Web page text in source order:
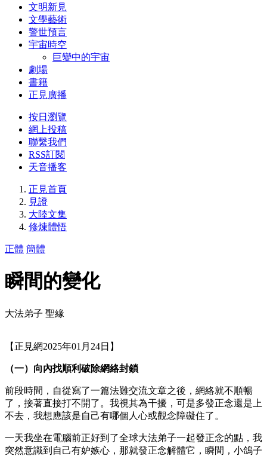
文明新見
文學藝術
警世預言
宇宙時空
巨變中的宇宙
劇場
書籍
正見廣播
按日瀏覽
網上投稿
聯繫我們
RSS訂閱
天音播客
正見首頁
見證
大陸文集
修煉體悟
正體 簡體
瞬間的變化
大法弟子 聖緣
【正見網2025年01月24日】
（一）向內找順利破除網絡封鎖
前段時間，自從寫了一篇法難交流文章之後，網絡就不順暢
了，接著直接打不開了。我視其為干擾，可是多發正念還是上
不去，我想應該是自己有哪個人心或觀念障礙住了。
一天我坐在電腦前正好到了全球大法弟子一起發正念的點，我
突然意識到自己有妒嫉心，那就發正念解體它，瞬間，小鴿子